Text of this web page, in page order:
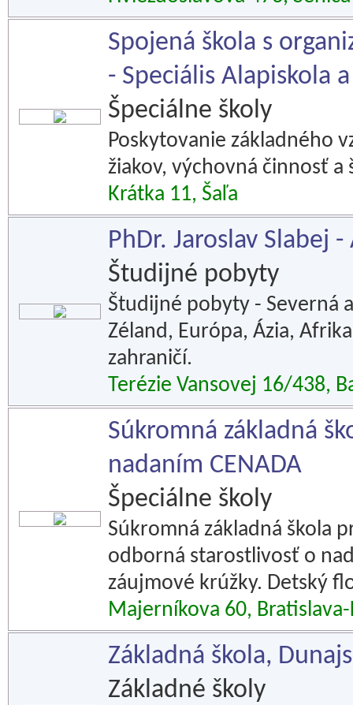
Spojená škola s
- Speciális Alapiskola
Špeciálne školy
Poskytovanie základného
žiakov, výchovná činnosť
Krátka 11, Šaľa
PhDr. Jaroslav Slabej -
Študijné pobyty
Študijné pobyty - Severná
Zéland, Európa, Ázia,
zahraničí.
Terézie Vansovej 16/438,
Súkromná základná
nadaním CENADA
Špeciálne školy
Súkromná základná škola
odborná starostlivosť o
záujmové krúžky. Detský
Majerníkova 60,
Základná škola,
Základné školy